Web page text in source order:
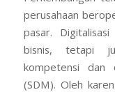
perusahaan
pasar.
bisnis, tetapi
kompetensi dan
(SDM). Oleh